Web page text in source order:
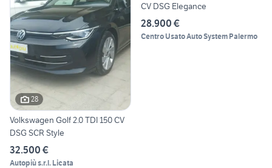
28
Volkswagen Golf 2.0 TDI 150 CV
DSG SCR Style
32.500 €
Autopiù s.r.l. Licata
CV DSG Elegance
28.900 €
Centro Usato Auto System Palermo